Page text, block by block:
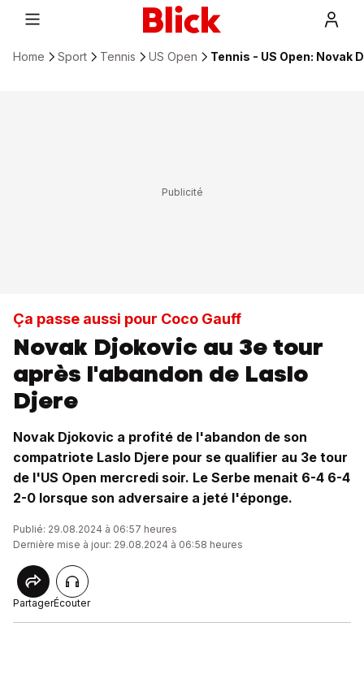
Home Sport Tennis US Open Tennis - US Open: Novak
Ça passe aussi pour Coco Gauff
Novak Djokovic au 3e tour
après l'abandon de Laslo
Djere
Novak Djokovic a profité de l'abandon de son
compatriote Laslo Djere pour se qualifier au 3e tour
de l'US Open mercredi soir. Le Serbe menait 6-4 6-4
2-0 lorsque son adversaire a jeté l'éponge.
Publié: 29.08.2024 à 06:57 heures
Dernière mise à jour: 29.08.2024 à 06:58 heures
PartagerÉcouter